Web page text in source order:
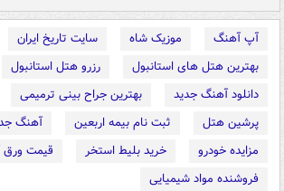
آپ آهنگ موزیک شاه
سایت تاریخ ایران
بهترین هتل های استانبول
رزرو هتل استانبول
دانلود آهنگ جدید
بهترین جراح بینی ترمیمی
پرشین هتل
ثبت نام بیمه اربعین
آهنگ
مزایده خودرو
خرید بلیط استخر
قیمت ورق
فروشنده مواد شیمیایی